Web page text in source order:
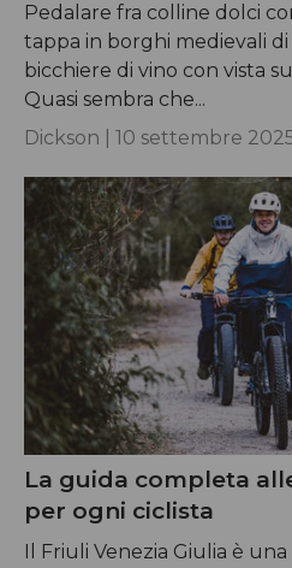
Pedalare fra colline dolci
tappa in borghi medievali
bicchiere di vino con vista
Quasi sembra che...
Dickson | 10 settembre
La guida completa
per ogni ciclista
Il Friuli Venezia Giulia è